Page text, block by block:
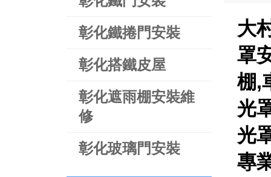
彰化鐵捲門安裝
彰化搭鐵皮屋
彰化遮雨棚安裝維
修
彰化玻璃門安裝
大
罩
棚,
光
光
專